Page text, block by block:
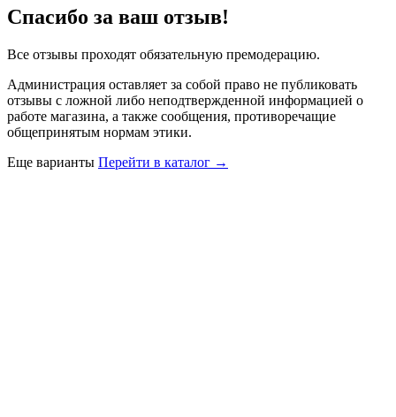
Спасибо за ваш отзыв!
Все отзывы проходят обязательную премодерацию.
Администрация оставляет за собой право не публиковать
отзывы с ложной либо неподтвержденной информацией о
работе магазина, а также сообщения, противоречащие
общепринятым нормам этики.
Еще варианты Перейти в каталог →